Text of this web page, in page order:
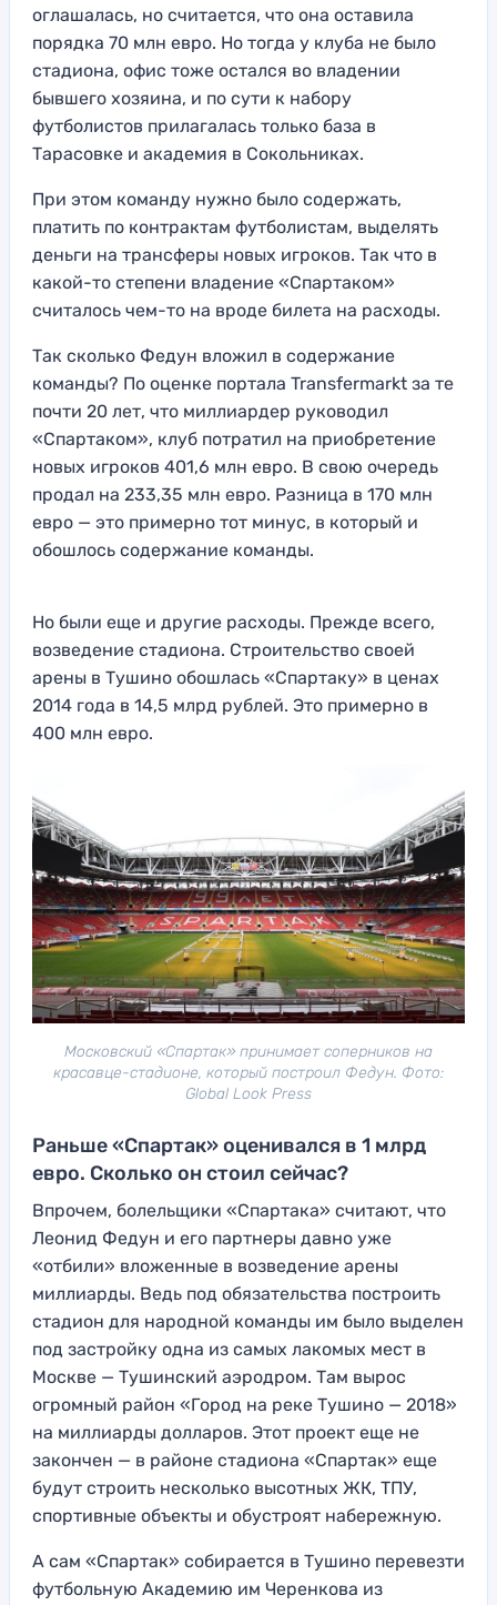
оглашалась, но считается, что она оставила
порядка 70 млн евро. Но тогда у клуба не было
стадиона, офис тоже остался во владении
бывшего хозяина, и по сути к набору
футболистов прилагалась только база в
Тарасовке и академия в Сокольниках.
При этом команду нужно было содержать,
платить по контрактам футболистам, выделять
деньги на трансферы новых игроков. Так что в
какой-то степени владение «Спартаком»
считалось чем-то на вроде билета на расходы.
Так сколько Федун вложил в содержание
команды? По оценке портала Transfermarkt за те
почти 20 лет, что миллиардер руководил
«Спартаком», клуб потратил на приобретение
новых игроков 401,6 млн евро. В свою очередь
продал на 233,35 млн евро. Разница в 170 млн
евро — это примерно тот минус, в который и
обошлось содержание команды.
Но были еще и другие расходы. Прежде всего,
возведение стадиона. Строительство своей
арены в Тушино обошлась «Спартаку» в ценах
2014 года в 14,5 млрд рублей. Это примерно в
400 млн евро.
Московский «Спартак» принимает соперников на
красавце-стадионе, который построил Федун. Фото:
Global Look Press
Раньше «Спартак» оценивался в 1 млрд
евро. Сколько он стоил сейчас?
Впрочем, болельщики «Спартака» считают, что
Леонид Федун и его партнеры давно уже
«отбили» вложенные в возведение арены
миллиарды. Ведь под обязательства построить
стадион для народной команды им было выделен
под застройку одна из самых лакомых мест в
Москве — Тушинский аэродром. Там вырос
огромный район «Город на реке Тушино — 2018»
на миллиарды долларов. Этот проект еще не
закончен — в районе стадиона «Спартак» еще
будут строить несколько высотных ЖК, ТПУ,
спортивные объекты и обустроят набережную.
А сам «Спартак» собирается в Тушино перевезти
футбольную Академию им Черенкова из